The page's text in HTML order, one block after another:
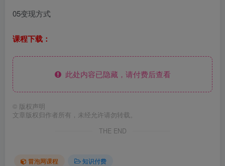
05变现方式
课程下载：
此处内容已隐藏，请付费后查看
© 版权声明
文章版权归作者所有，未经允许请勿转载。
THE END
冒泡网课程 知识付费